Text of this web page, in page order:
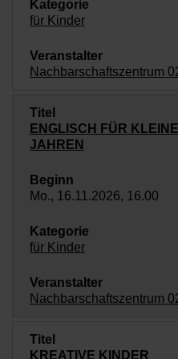
für Kinder
Nachbarschaftszentrum
ENGLISCH FÜR
JAHREN
Mo., 16.11.2026, 16.00
für Kinder
Nachbarschaftszentrum
KREATIVE KINDER